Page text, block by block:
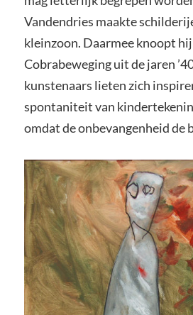
Vandendries maakte
kleinzoon. Daarmee knoopt
Cobrabeweging uit de jaren
kunstenaars lieten zich
spontaniteit van
omdat de onbevangenheid de